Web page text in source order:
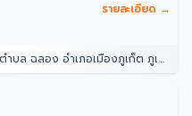
รายละเอียด →
ลอง อำเภอเมืองภูเก็ต ภูเก็ต 83000